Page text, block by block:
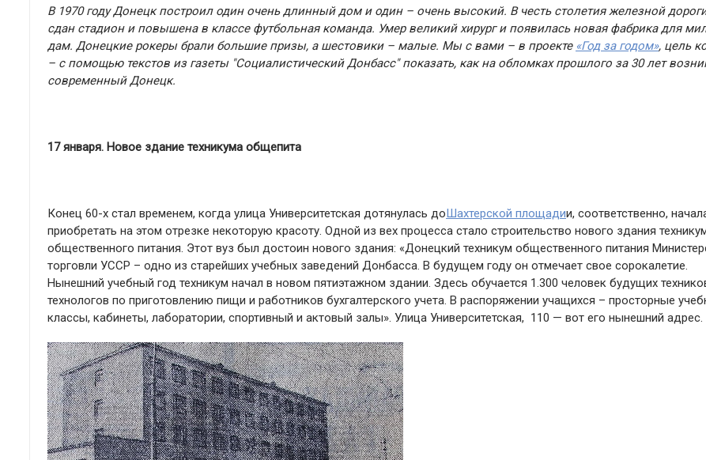
В 1970 году Донецк построил один очень длинный дом и один – очень высокий. В честь столетия железной
сдан стадион и повышена в классе футбольная команда. Умер великий хирург и появилась новая фабрика для
дам. Донецкие рокеры брали большие призы, а шестовики – малые. Мы с вами – в проекте «Год за годом», цель
– с помощью текстов из газеты "Социалистический Донбасс" показать, как на обломках прошлого за 30 лет
современный Донецк.
17 января. Новое здание техникума общепита
Конец 60-х стал временем, когда улица Университетская дотянулась доШахтерской площадии, соответственно,
приобретать на этом отрезке некоторую красоту. Одной из вех процесса стало строительство нового здания
общественного питания. Этот вуз был достоин нового здания: «Донецкий техникум общественного питания
торговли УССР – одно из старейших учебных заведений Донбасса. В будущем году он отмечает свое сорокалетие.
Нынешний учебный год техникум начал в новом пятиэтажном здании. Здесь обучается 1.300 человек будущих
технологов по приготовлению пищи и работников бухгалтерского учета. В распоряжении учащихся – просторные
классы, кабинеты, лаборатории, спортивный и актовый залы». Улица Университетская, 110 — вот его нынешний адрес.